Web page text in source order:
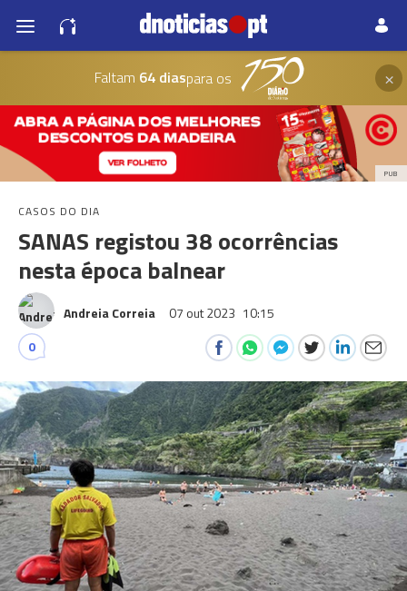
Faltam 64 diaspara os ×
PUB
CASOS DO DIA
SANAS registou 38 ocorrências
nesta época balnear
Andreia Correia 07 out 2023 10:15
0